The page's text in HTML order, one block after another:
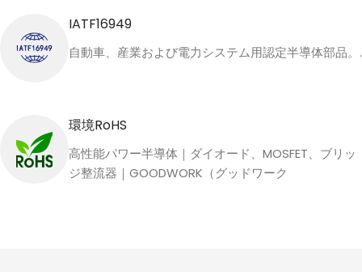
IATF16949
自動車、産業および電力システム用認定半導体部品。.
環境RoHS
高性能パワー半導体｜ダイオード、MOSFET、ブリッ
ジ整流器｜GOODWORK（グッドワーク